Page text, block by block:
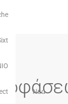
Νέα